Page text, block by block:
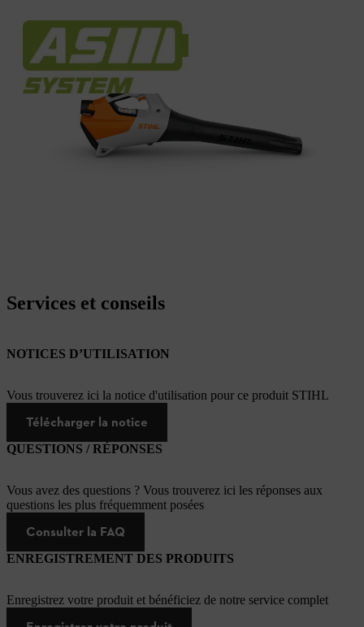
Services et conseils
NOTICES D’UTILISATION
Vous trouverez ici la notice d'utilisation pour ce produit STIHL
Télécharger la notice
QUESTIONS / RÉPONSES
Vous avez des questions ? Vous trouverez ici les réponses aux
questions les plus fréquemment posées
Consulter la FAQ
ENREGISTREMENT DES PRODUITS
Enregistrez votre produit et bénéficiez de notre service complet